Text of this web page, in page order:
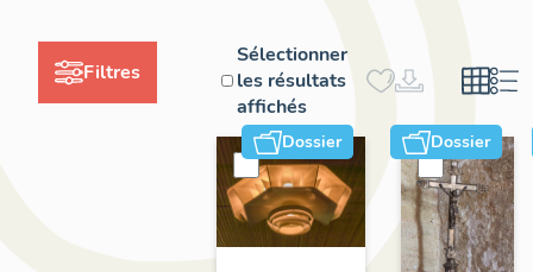
Filtres
Sélectionner
les résultats
affichés
Dossier Dossier